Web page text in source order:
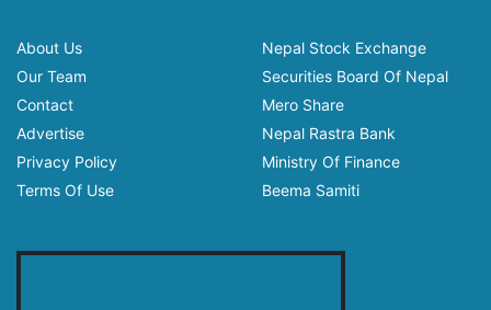
About Us
Our Team
Contact
Advertise
Privacy Policy
Terms Of Use
Nepal Stock Exchange
Securities Board Of Nepal
Mero Share
Nepal Rastra Bank
Ministry Of Finance
Beema Samiti